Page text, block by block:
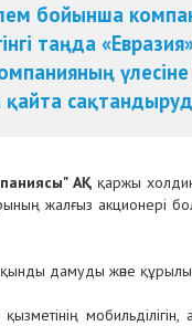
бойынша
таңда
қайта
АҚ қаржы
жалғыз акционері
дамуды және
мобильділігін,